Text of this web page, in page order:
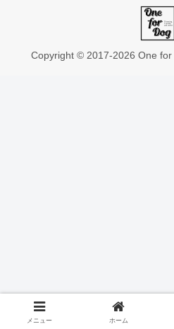
Copyright © 2017-2026 One for
メニュー ホーム